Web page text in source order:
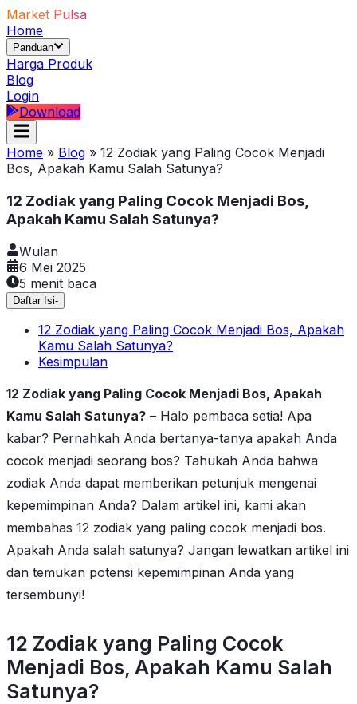
Market Pulsa
Home
Panduan
Harga Produk
Blog
Login
Download
Home » Blog » 12 Zodiak yang Paling Cocok Menjadi
Bos, Apakah Kamu Salah Satunya?
12 Zodiak yang Paling Cocok Menjadi Bos,
Apakah Kamu Salah Satunya?
Wulan
6 Mei 2025
5 menit baca
Daftar Isi-
12 Zodiak yang Paling Cocok Menjadi Bos, Apakah
Kamu Salah Satunya?
Kesimpulan
12 Zodiak yang Paling Cocok Menjadi Bos, Apakah
Kamu Salah Satunya? – Halo pembaca setia! Apa
kabar? Pernahkah Anda bertanya-tanya apakah Anda
cocok menjadi seorang bos? Tahukah Anda bahwa
zodiak Anda dapat memberikan petunjuk mengenai
kepemimpinan Anda? Dalam artikel ini, kami akan
membahas 12 zodiak yang paling cocok menjadi bos.
Apakah Anda salah satunya? Jangan lewatkan artikel ini
dan temukan potensi kepemimpinan Anda yang
tersembunyi!
12 Zodiak yang Paling Cocok
Menjadi Bos, Apakah Kamu Salah
Satunya?